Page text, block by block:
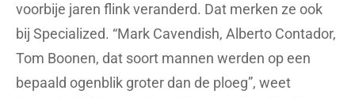
voorbije jaren flink veranderd. Dat merken ze ook
bij Specialized. “Mark Cavendish, Alberto Contador,
Tom Boonen, dat soort mannen werden op een
bepaald ogenblik groter dan de ploeg”, weet